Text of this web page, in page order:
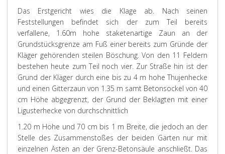
Das Erstgericht wies die Klage ab. Nach seinen
Feststellungen befindet sich der zum Teil bereits
verfallene, 1.60m hohe staketenartige Zaun an der
Grundstücksgrenze am Fuß einer bereits zum Gründe der
Kläger gehörenden steilen Böschung. Von den 11 Feldern
bestehen heute zum Teil noch vier. Zur Straße hin ist der
Grund der Kläger durch eine bis zu 4 m hohe Thujenhecke
und einen Gitterzaun von 1.35 m samt Betonsockel von 40
cm Höhe abgegrenzt, der Grund der Beklagten mit einer
Ligusterhecke von durchschnittlich
1.20 m Höhe und 70 cm bis 1 m Breite, die jedoch an der
Stelle des Zusammenstoßes der beiden Gärten nur mit
einzelnen Ästen an der Grenz-Betonsäule anschließt. Das